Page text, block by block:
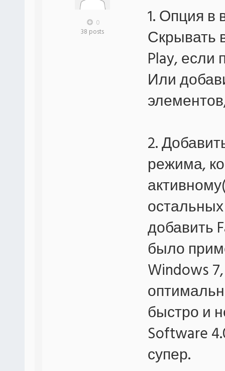
0
38 posts
1. Опция в
Скрывать
Play, если
Или
2.
режима,
добавить
было
Windows
быстро и
Software
супер.